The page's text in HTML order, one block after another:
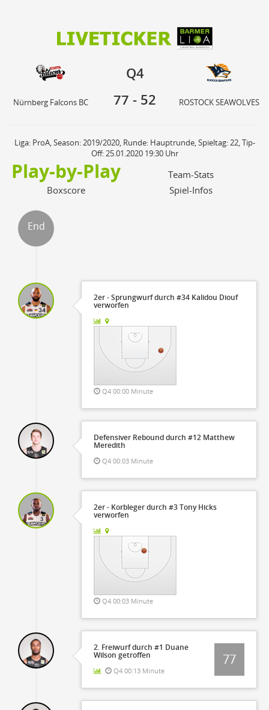
Nürnberg Falcons BC ROSTOCK SEAWOLVES
Q4
77 - 52
Nürnberg Falcons BC ROSTOCK SEAWOLVES
Liga: ProA, Season: 2019/2020, Runde: Hauptrunde, Spieltag: 22, Tip-
Off: 25.01.2020 19:30 Uhr
Play-by-Play
Team-Stats
Boxscore
Spiel-Infos
End
2er - Sprungwurf durch #34 Kalidou Diouf
verworfen
Q4 00:00 Minute
Defensiver Rebound durch #12 Matthew
Meredith
Q4 00:03 Minute
2er - Korbleger durch #3 Tony Hicks
verworfen
Q4 00:03 Minute
2. Freiwurf durch #1 Duane
Wilson getroffen
Q4 00:13 Minute
77